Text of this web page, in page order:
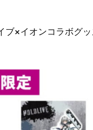
ブ×イオンコラボグ